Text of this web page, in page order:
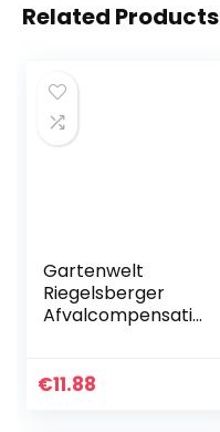
Related Products
Gartenwelt
Riegelsberger
Afvalcompensatie
3°)
€11.88